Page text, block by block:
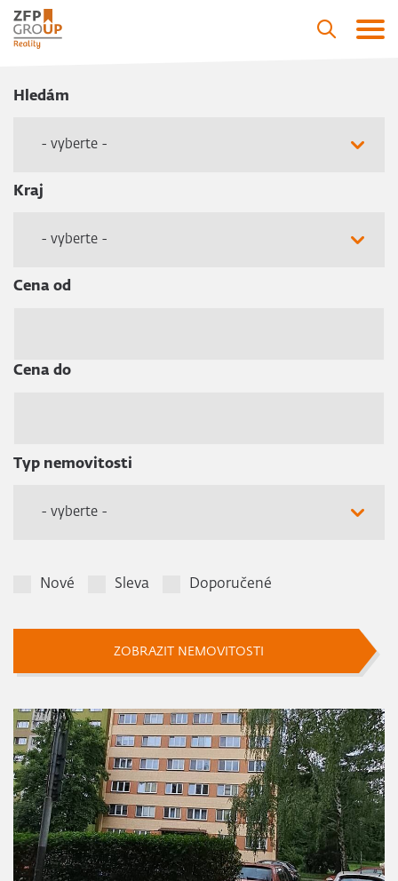
Hledám
- vyberte -
Kraj
- vyberte -
Cena od
Cena do
Typ nemovitosti
- vyberte -
Nové Sleva Doporučené
ZOBRAZIT NEMOVITOSTI